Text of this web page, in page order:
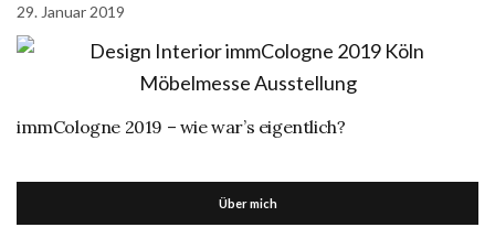
29. Januar 2019
immCologne 2019 – wie war’s eigentlich?
Über mich